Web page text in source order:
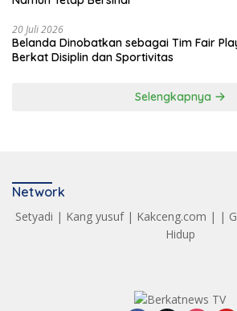
20 Juli 2026
Belanda Dinobatkan sebagai Tim Fair
Berkat Disiplin dan Sportivitas
Selengkapnya
Network
Setyadi | Kang yusuf| Kakceng.com | |
Hidup